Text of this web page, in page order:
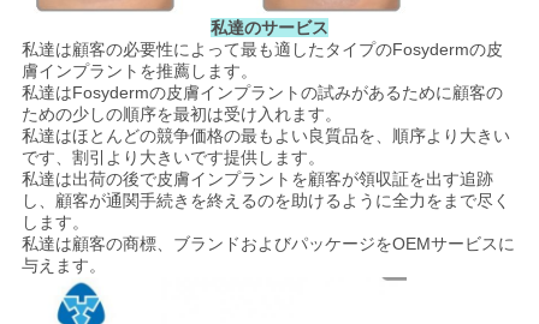
私達のサービス
私達は顧客の必要性によって最も適したタイプのFosydermの皮
膚インプラントを推薦します。
私達はFosydermの皮膚インプラントの試みがあるために顧客の
ための少しの順序を最初は受け入れます。
私達はほとんどの競争価格の最もよい良質品を、順序より大きい
です、割引より大きいです提供します。
私達は出荷の後で皮膚インプラントを顧客が領収証を出す追跡
し、顧客が通関手続きを終えるのを助けるように全力をまで尽く
します。
私達は顧客の商標、ブランドおよびパッケージをOEMサービスに
与えます。